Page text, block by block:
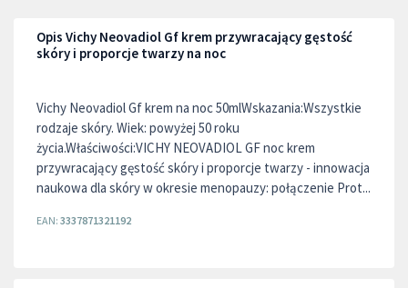
Opis Vichy Neovadiol Gf krem przywracający gęstość
skóry i proporcje twarzy na noc
Vichy Neovadiol Gf krem na noc 50mlWskazania:Wszystkie
rodzaje skóry. Wiek: powyżej 50 roku
życia.Właściwości:VICHY NEOVADIOL GF noc krem
przywracający gęstość skóry i proporcje twarzy - innowacja
naukowa dla skóry w okresie menopauzy: połączenie Prot...
EAN: 3337871321192